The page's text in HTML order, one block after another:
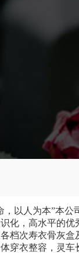
，以人为本”本公
化，高水平的优
档次寿衣骨灰盒
穿衣整容，灵车